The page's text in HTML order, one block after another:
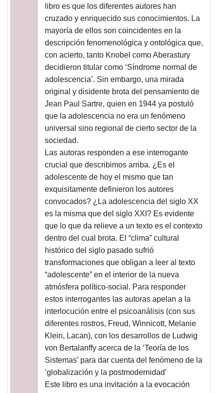
libro es que los diferentes autores han
cruzado y enriquecido sus conocimientos. La
mayoría de ellos son coincidentes en la
descripción fenomenológica y ontológica que,
con acierto, tanto Knobel como Aberastury
decidieron titular como ‘Síndrome normal de
adolescencia’. Sin embargo, una mirada
original y disidente brota del pensamiento de
Jean Paul Sartre, quien en 1944 ya postuló
que la adolescencia no era un fenómeno
universal sino regional de cierto sector de la
sociedad.
Las autoras responden a ese interrogante
crucial que describimos arriba. ¿Es el
adolescente de hoy el mismo que tan
exquisitamente definieron los autores
convocados? ¿La adolescencia del siglo XX
es la misma que del siglo XXI? Es evidente
que lo que da relieve a un texto es el contexto
dentro del cual brota. El “clima” cultural
histórico del siglo pasado sufrió
transformaciones que obligan a leer al texto
“adolescente” en el interior de la nueva
atmósfera político-social. Para responder
estos interrogantes las autoras apelan a la
interlocución entre el psicoanálisis (con sus
diferentes rostros, Freud, Winnicott, Melanie
Klein, Lacan), con los desarrollos de Ludwig
von Bertalanffy acerca de la ‘Teoría de los
Sistemas’ para dar cuenta del fenómeno de la
‘globalización y la postmodernidad’
Este libro es una invitación a la evocación